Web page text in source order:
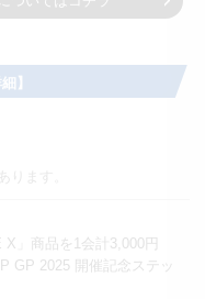
】
ます。
」商品を1会計3,000円
GP 2025 開催記念ステッ